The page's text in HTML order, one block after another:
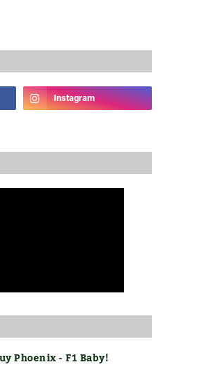
Phoenix - F1 Baby!